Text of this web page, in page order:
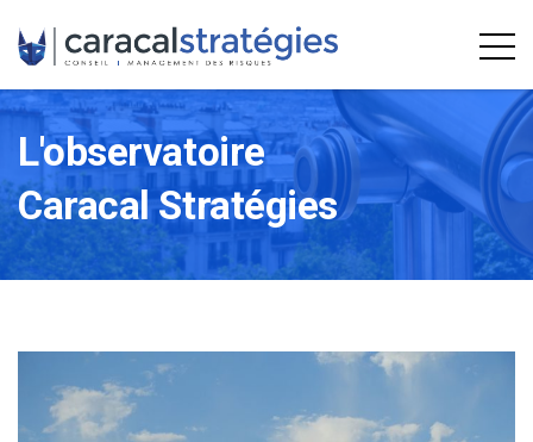
L'observatoire
Caracal Stratégies